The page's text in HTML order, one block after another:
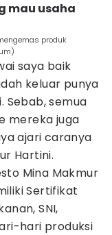
mau usaha
produk
saya baik
keluar punya
Sebab, semua
mereka juga
ajari caranya
Hartini.
Mina Makmur
Sertifikat
SNI,
hari produksi